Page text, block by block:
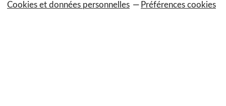
Cookies et données personnelles
Préférences cookies